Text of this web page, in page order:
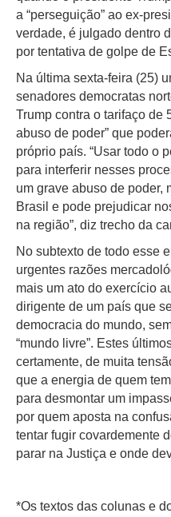
a “perseguição” ao ex-
verdade, é julgado dentro
por tentativa de golpe de
Na última sexta-feira (25)
senadores democratas
Trump contra o tarifaço de
abuso de poder” que
próprio país. “Usar todo o
para interferir nesses
um grave abuso de poder,
Brasil e pode prejudicar
na região”, diz trecho da
No subtexto de todo esse
urgentes razões
mais um ato do exercício
dirigente de um país que
democracia do mundo,
“mundo livre”. Estes
certamente, de muita
que a energia de quem
para desmontar um
por quem aposta na
tentar fugir covardemente
parar na Justiça e onde
*Os textos das colunas e